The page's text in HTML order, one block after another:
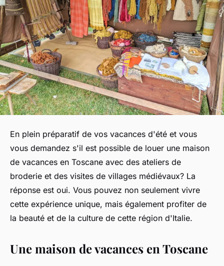
En plein préparatif de vos vacances d'été et vous
vous demandez s'il est possible de louer une maison
de vacances en Toscane avec des ateliers de
broderie et des visites de villages médiévaux? La
réponse est oui. Vous pouvez non seulement vivre
cette expérience unique, mais également profiter de
la beauté et de la culture de cette région d'Italie.
Une maison de vacances en Toscane